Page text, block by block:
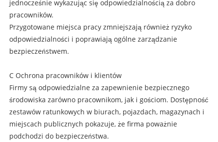
jednocześnie wykazując się odpowiedzialnością za dobro
pracowników.
Przygotowane miejsca pracy zmniejszają również ryzyko
odpowiedzialności i poprawiają ogólne zarządzanie
bezpieczeństwem.
C Ochrona pracowników i klientów
Firmy są odpowiedzialne za zapewnienie bezpiecznego
środowiska zarówno pracownikom, jak i gościom. Dostępność
zestawów ratunkowych w biurach, pojazdach, magazynach i
miejscach publicznych pokazuje, że firma poważnie
podchodzi do bezpieczeństwa.